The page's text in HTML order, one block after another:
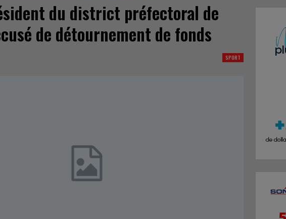
du district préfectoral de
de détournement de fonds
SPORT